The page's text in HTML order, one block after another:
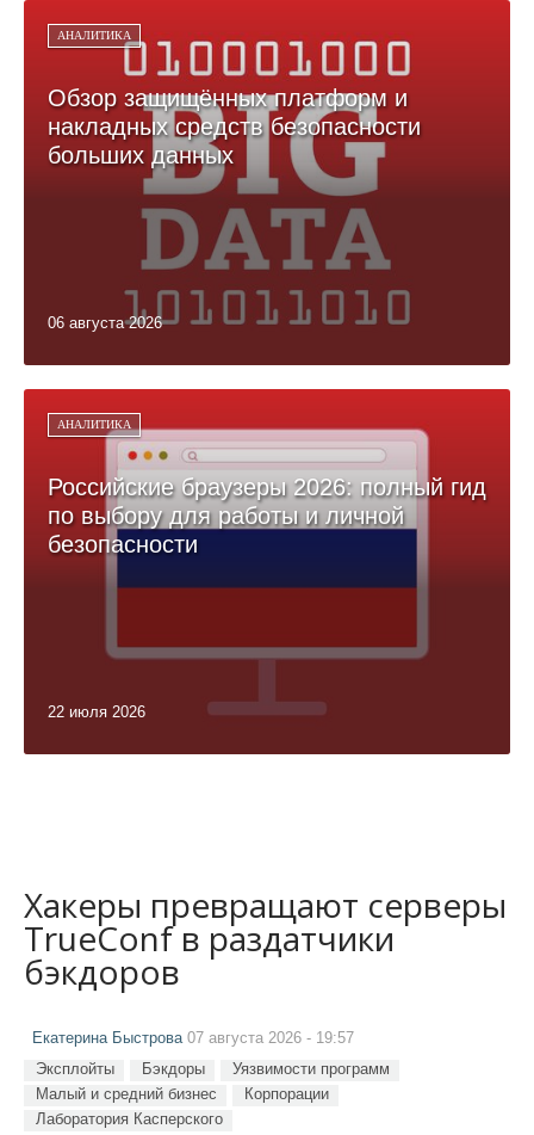
АНАЛИТИКА
Обзор защищённых платформ и
накладных средств безопасности
больших данных
06 августа 2026
АНАЛИТИКА
Российские браузеры 2026: полный гид
по выбору для работы и личной
безопасности
22 июля 2026
Хакеры превращают серверы
TrueConf в раздатчики
бэкдоров
Екатерина Быстрова07 августа 2026 - 19:57
Эксплойты Бэкдоры
Уязвимости программ
Малый и средний бизнес
Корпорации
Лаборатория Касперского